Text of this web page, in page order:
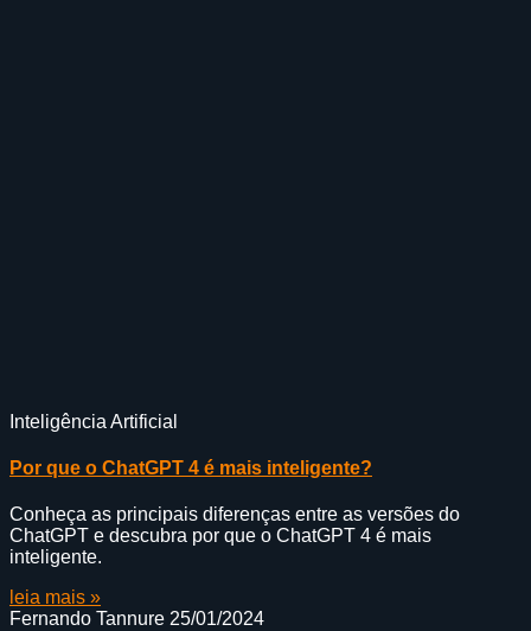
Inteligência Artificial
Por que o ChatGPT 4 é mais inteligente?
Conheça as principais diferenças entre as versões do
ChatGPT e descubra por que o ChatGPT 4 é mais
inteligente.
leia mais »
Fernando Tannure 25/01/2024